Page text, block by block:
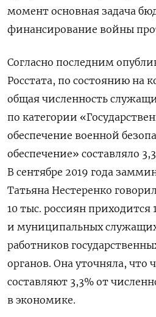
момент основная задача
финансирование войны
Согласно последним
Росстата, по состоянию на
общая численность
по категории
обеспечение военной
обеспечение» составляло
В сентябре 2019 года
Татьяна Нестеренко
10 тыс. россиян приходится
и муниципальных
работников
органов. Она уточняла, что
составляют 3,3% от
в экономике.